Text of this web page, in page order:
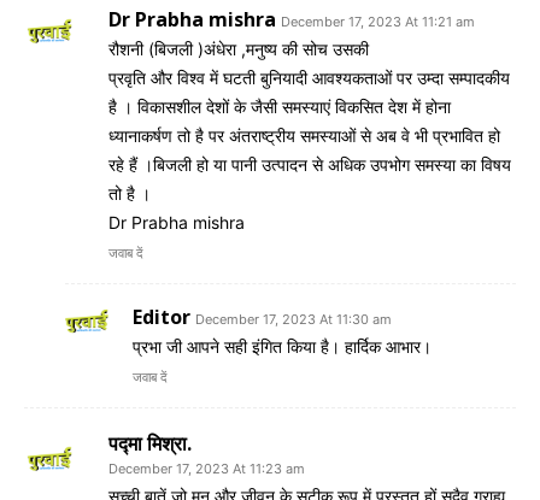
Dr Prabha mishra December 17, 2023 At 11:21 am
रौशनी (बिजली )अंधेरा ,मनुष्य की सोच उसकी
प्रवृति और विश्व में घटती बुनियादी आवश्यकताओं पर उम्दा सम्पादकीय
है । विकासशील देशों के जैसी समस्याएं विकसित देश में होना
ध्यानाकर्षण तो है पर अंतराष्ट्रीय समस्याओं से अब वे भी प्रभावित हो
रहे हैं ।बिजली हो या पानी उत्पादन से अधिक उपभोग समस्या का विषय
तो है ।
Dr Prabha mishra
जवाब दें
Editor December 17, 2023 At 11:30 am
प्रभा जी आपने सही इंगित किया है। हार्दिक आभार।
जवाब दें
पद्मा मिश्रा.
December 17, 2023 At 11:23 am
सच्ची बातें.जो मन और जीवन के सटीक रूप में प्रस्तुत हों सदैव ग्राह्य